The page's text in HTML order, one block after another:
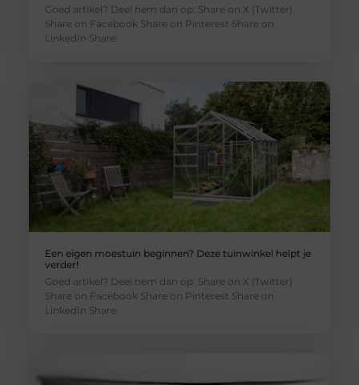
Goed artikel? Deel hem dan op: Share on X (Twitter)
Share on Facebook Share on Pinterest Share on
LinkedIn Share
Een eigen moestuin beginnen? Deze tuinwinkel helpt je
verder!
Goed artikel? Deel hem dan op: Share on X (Twitter)
Share on Facebook Share on Pinterest Share on
LinkedIn Share